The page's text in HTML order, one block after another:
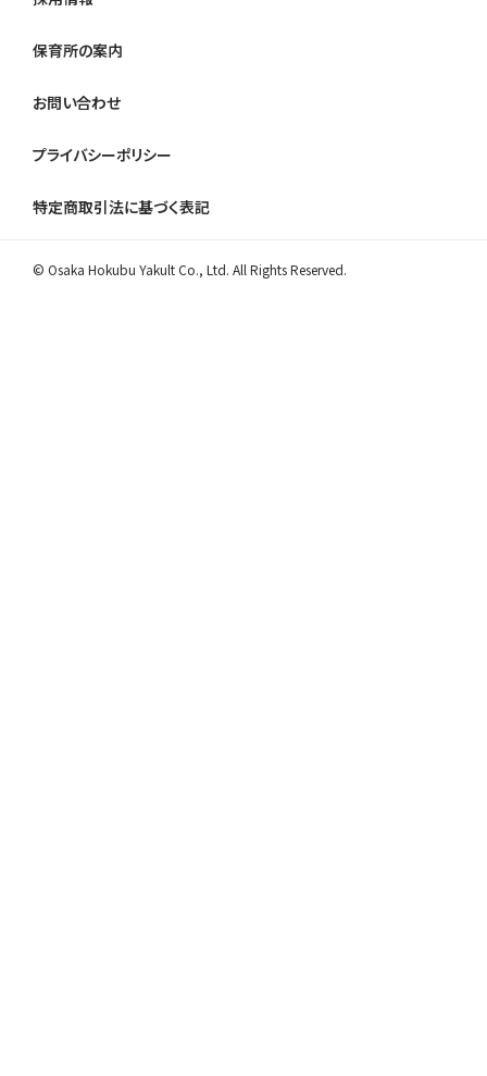
保育所の案内
お問い合わせ
プライバシーポリシー
特定商取引法に基づく表記
© Osaka Hokubu Yakult Co., Ltd. All Rights Reserved.